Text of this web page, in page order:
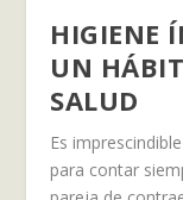
HIGIENE
UN
SALUD
Es
para contar